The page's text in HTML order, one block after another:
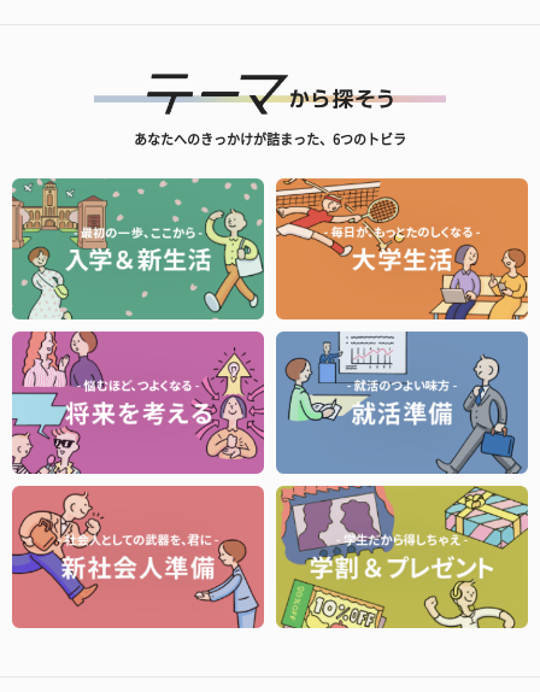
あなたへのきっかけが詰まった、6つのトビラ